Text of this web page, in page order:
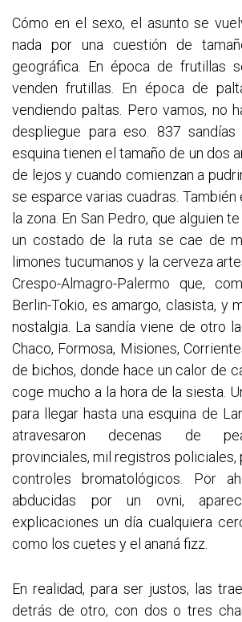
Cómo en el sexo, el asunto se
nada por una cuestión de
geográfica. En época de frutillas
venden frutillas. En época de
vendiendo paltas. Pero vamos, no
despliegue para eso. 837 sandías
esquina tienen el tamaño de un dos
de lejos y cuando comienzan a
se esparce varias cuadras. También
la zona. En San Pedro, que alguien
un costado de la ruta se cae de
limones tucumanos y la cerveza
Crespo-Almagro-Palermo que,
Berlin-Tokio, es amargo, clasista, y
nostalgia. La sandía viene de otro
Chaco, Formosa, Misiones,
de bichos, donde hace un calor de
coge mucho a la hora de la siesta.
para llegar hasta una esquina de
atravesaron decenas de
provinciales, mil registros policiales,
controles bromatológicos. Por
abducidas por un ovni,
explicaciones un día cualquiera
como los cuetes y el ananá fizz.
En realidad, para ser justos, las
detrás de otro, con dos o tres